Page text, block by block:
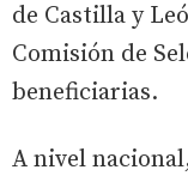
de Castilla y
Comisión de
beneficiarias.
A nivel